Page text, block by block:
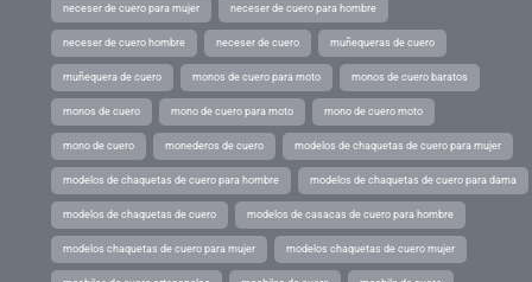
neceser de cuero para mujer neceser de cuero para hombre
neceser de cuero hombre neceser de cuero muñequeras de cuero
muñequera de cuero monos de cuero para moto monos de cuero baratos
monos de cuero mono de cuero para moto mono de cuero moto
mono de cuero monederos de cuero modelos de chaquetas de cuero para mujer
modelos de chaquetas de cuero para hombre modelos de chaquetas de cuero para dama
modelos de chaquetas de cuero modelos de casacas de cuero para hombre
modelos chaquetas de cuero para mujer modelos chaquetas de cuero mujer